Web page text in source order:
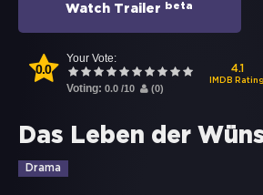
Watch Trailer beta
0.0
Your Vote:
Voting: 0.0 /10 (0)
4.1
IMDB Rating
Das Leben der
Drama